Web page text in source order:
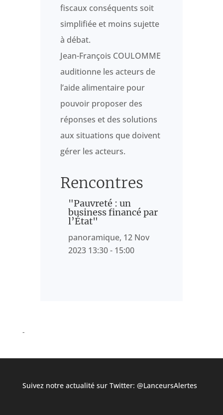
fiscaux conséquents soit
simplifiée et moins sujette
à débat.
Jean-François COULOMME
auditionne les acteurs de
l’aide alimentaire pour
pouvoir proposer des
réponses et des solutions
aux situations que doivent
gérer les acteurs.
Rencontres
"Pauvreté : un
business financé par
l’État"
panoramique, 12 Nov
2023 13:30 - 15:00
Suivez notre actualité sur Twitter: @LanceursAlertes